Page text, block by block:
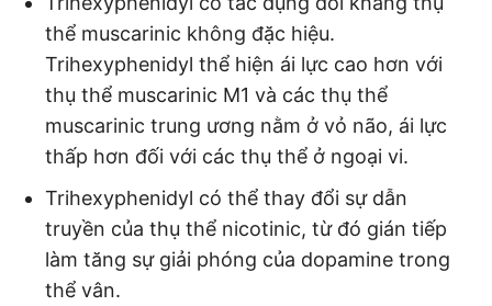
thể muscarinic không đặc hiệu.
Trihexyphenidyl thể hiện ái lực cao hơn với
thụ thể muscarinic M1 và các thụ thể
muscarinic trung ương nằm ở vỏ não, ái lực
thấp hơn đối với các thụ thể ở ngoại vi.
Trihexyphenidyl có thể thay đổi sự dẫn
truyền của thụ thể nicotinic, từ đó gián tiếp
làm tăng sự giải phóng của dopamine trong
thể vân.